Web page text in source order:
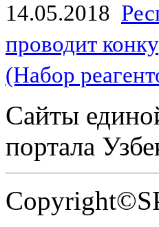
14.05.2018
проводит
(Набор
Сайты
портала